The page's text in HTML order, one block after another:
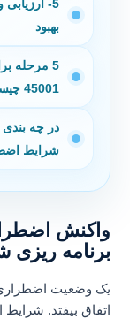
5-
بهبود
45001 چیست؟
شرایط
برنامه
یک وضعیت
اتفاق بیفتد.